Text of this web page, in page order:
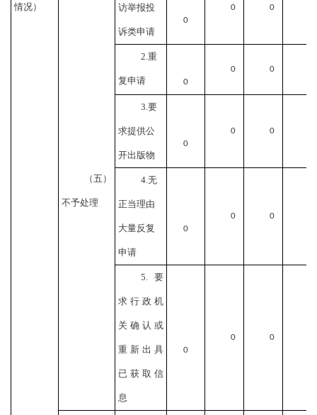
情况）
（五）
不予处理
访举报投
诉类申请
0
0 0
2.重
复申请 0
0 0
3.要
求提供公
开出版物
0
0 0
4.无
正当理由
大量反复
申请
0
0 0
5.要
求行政机
关确认或
重新出具
已获取信
息
0
0 0